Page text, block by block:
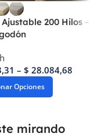
200 Hilos –
– $ 28.084,68
Opciones
mirando